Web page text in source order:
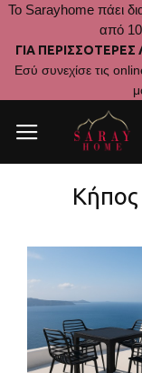
Το Sarayhome πάει
από
ΓΙΑ
Εσύ συνεχίσε τις